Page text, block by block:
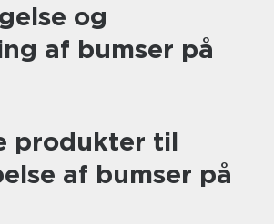
og
af bumser på
produkter til
af bumser på